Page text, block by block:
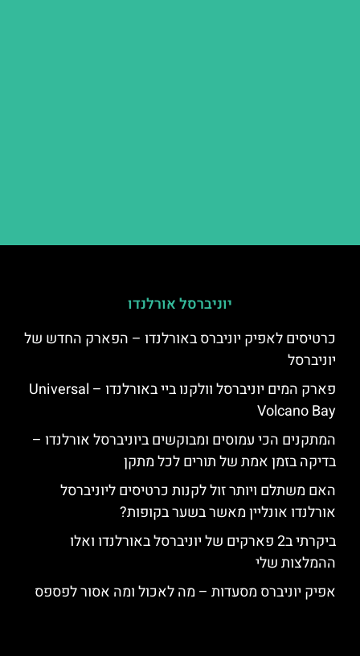
יוניברסל אורלנדו
כרטיסים לאפיק יוניברס באורלנדו – הפארק החדש של
יוניברסל
פארק המים יוניברסל וולקנו ביי באורלנדו – Universal
Volcano Bay
המתקנים הכי עמוסים ומבוקשים ביוניברסל אורלנדו –
בדיקה בזמן אמת של תורים לכל מתקן
האם משתלם ויותר זול לקנות כרטיסים ליוניברסל
אורלנדו אונליין מאשר בשער בקופות?
ביקרתי ב2 פארקים של יוניברסל באורלנדו ואלו
ההמלצות שלי
אפיק יוניברס מסעדות – מה לאכול ומה אסור לפספס